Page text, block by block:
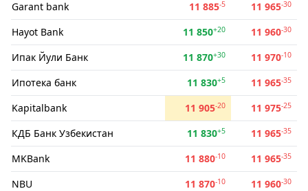
Garant bank 11 885-5 11 965-30
Hayot Bank 11 850+20 11 960-30
Ипак Йули Банк 11 870+30 11 970-10
Ипотека банк 11 830+5 11 965-35
Kapitalbank 11 905-20 11 975-25
КДБ Банк Узбекистан 11 830+5 11 965-35
MKBank 11 880-10 11 965-35
NBU 11 870-10 11 960-30